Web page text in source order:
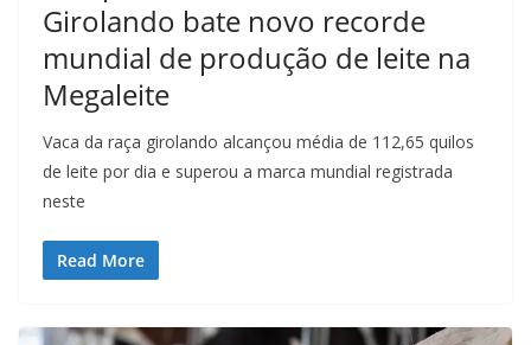
Girolando bate novo recorde
mundial de produção de leite na
Megaleite
Vaca da raça girolando alcançou média de 112,65 quilos
de leite por dia e superou a marca mundial registrada
neste
Read More